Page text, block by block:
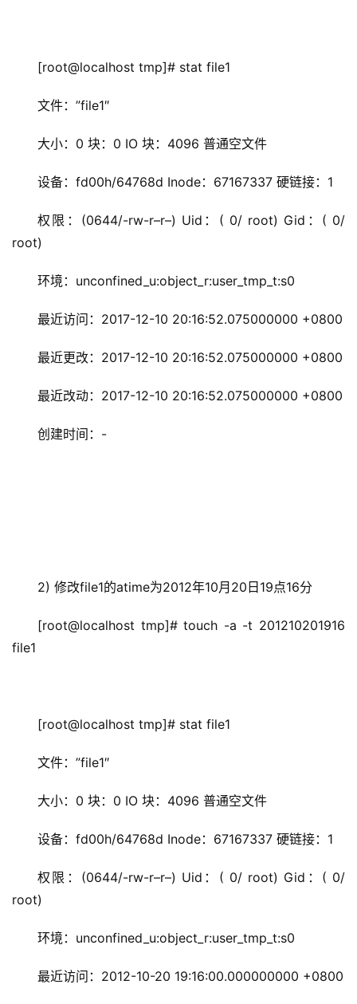
[root@localhost tmp]# stat file1
文件：”file1″
大小：0 块：0 IO 块：4096 普通空文件
设备：fd00h/64768d Inode：67167337 硬链接：1
权限：(0644/-rw-r–r–) Uid：( 0/ root) Gid：( 0/
root)
环境：unconfined_u:object_r:user_tmp_t:s0
最近访问：2017-12-10 20:16:52.075000000 +0800
最近更改：2017-12-10 20:16:52.075000000 +0800
最近改动：2017-12-10 20:16:52.075000000 +0800
创建时间：-
2) 修改file1的atime为2012年10月20日19点16分
[root@localhost tmp]# touch -a -t 201210201916
file1
[root@localhost tmp]# stat file1
文件：”file1″
大小：0 块：0 IO 块：4096 普通空文件
设备：fd00h/64768d Inode：67167337 硬链接：1
权限：(0644/-rw-r–r–) Uid：( 0/ root) Gid：( 0/
root)
环境：unconfined_u:object_r:user_tmp_t:s0
最近访问：2012-10-20 19:16:00.000000000 +0800